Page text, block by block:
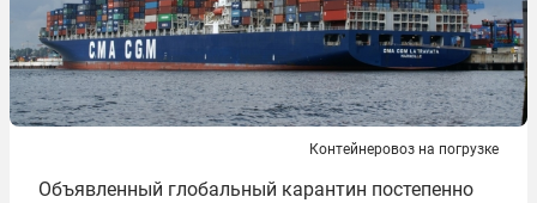
Контейнеровоз на погрузке
Объявленный глобальный карантин постепенно